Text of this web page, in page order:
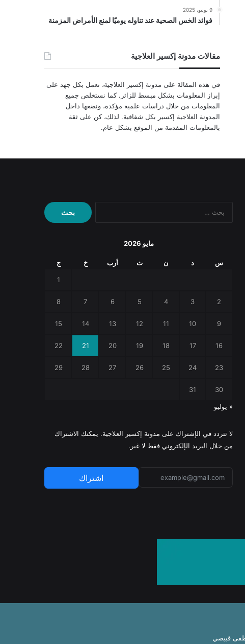
9 يونيو، 2025
فوائد الخس الصحية عند تناوله يوميًا لمنع الأمراض المزمنة
مقالات مدونة إكسير العلاجية
في هذه المقالة على مدونة إكسير العلاجية، نعمل بكل جهد على
إبراز المعلومات بشكل مبسط للزائر. كما نستخلص جميع
المعلومات من خلال دراسات علمية مؤكدة، ونضعها داخل
المدونة العلاجية إكسير بكل شفافية. لذلك، كن على ثقة
بالمعلومات المقدمة من الموقع بشكل عام.
البحث
عن:
مايو 2026
س د ن ث أرب خ ج
1
2
3
4
5
6
7
8
9
10
11
12
13
14
15
16
17
18
19
20
21
22
23
24
25
26
27
28
29
30
31
« يوليو
لا تتردد في الإشتراك على مدونة إكسير العلاجية. يمكنك الاشتراك
من خلال البريد الإلكتروني فقط لا غير.
اشتراك
قبيصي